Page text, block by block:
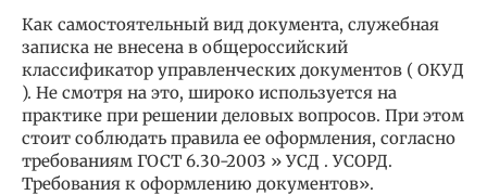
Как самостоятельный вид документа, служебная
записка не внесена в общероссийский
классификатор управленческих документов ( ОКУД
). Не смотря на это, широко используется на
практике при решении деловых вопросов. При этом
стоит соблюдать правила ее оформления, согласно
требованиям ГОСТ 6.30-2003 » УСД . УСОРД.
Требования к оформлению документов».